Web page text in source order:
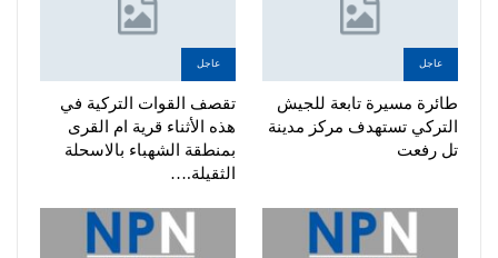
عاجل
طائرة مسيرة تابعة للجيش
التركي تستهدف مركز مدينة
تل رفعت
عاجل
تقصف القوات التركية في
هذه الأثناء قرية ام القرى
بمنطقة الشهباء بالاسحلة
الثقيلة.…